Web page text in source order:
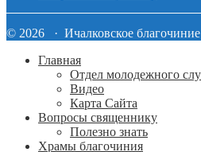
© 2026 · Ичалковское
Главная
Отдел молодежного
Видео
Карта Сайта
Вопросы священнику
Полезно знать
Храмы благочиния